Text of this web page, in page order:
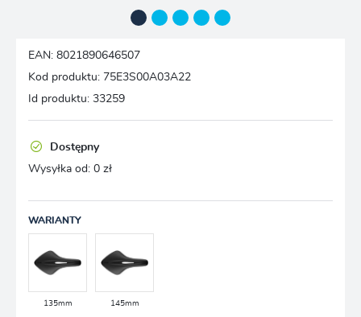
EAN: 8021890646507
Kod produktu: 75E3S00A03A22
Id produktu: 33259
Dostępny
Wysyłka od: 0 zł
WARIANTY
135mm 145mm